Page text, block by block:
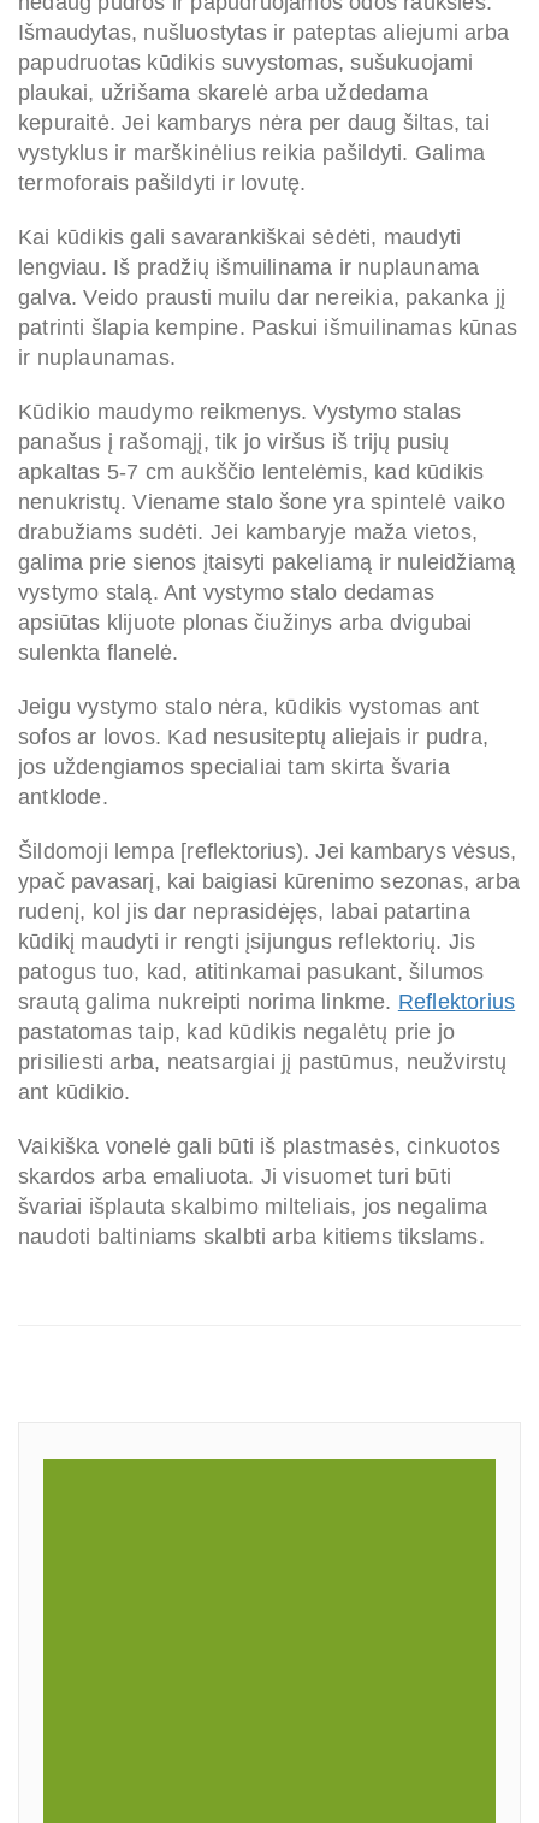
Išmaudytas, nušluostytas ir pateptas aliejumi arba
papudruotas kūdikis suvystomas, sušukuojami
plaukai, užrišama skarelė arba uždedama
kepuraitė. Jei kambarys nėra per daug šiltas, tai
vystyklus ir marškinėlius reikia pašildyti. Galima
termoforais pašildyti ir lovutę.
Kai kūdikis gali savarankiškai sėdėti, maudyti
lengviau. Iš pradžių išmuilinama ir nuplaunama
galva. Veido prausti muilu dar nereikia, pakanka jį
patrinti šlapia kempine. Paskui išmuilinamas kūnas
ir nuplaunamas.
Kūdikio maudymo reikmenys. Vystymo stalas
panašus į rašomąjį, tik jo viršus iš trijų pusių
apkaltas 5-7 cm aukščio lentelėmis, kad kūdikis
nenukristų. Viename stalo šone yra spintelė vaiko
drabužiams sudėti. Jei kambaryje maža vietos,
galima prie sienos įtaisyti pakeliamą ir nuleidžiamą
vystymo stalą. Ant vystymo stalo dedamas
apsiūtas klijuote plonas čiužinys arba dvigubai
sulenkta flanelė.
Jeigu vystymo stalo nėra, kūdikis vystomas ant
sofos ar lovos. Kad nesusiteptų aliejais ir pudra,
jos uždengiamos specialiai tam skirta švaria
antklode.
Šildomoji lempa [reflektorius). Jei kambarys vėsus,
ypač pavasarį, kai baigiasi kūrenimo sezonas, arba
rudenį, kol jis dar neprasidėjęs, labai patartina
kūdikį maudyti ir rengti įsijungus reflektorių. Jis
patogus tuo, kad, atitinkamai pasukant, šilumos
srautą galima nukreipti norima linkme. Reflektorius
pastatomas taip, kad kūdikis negalėtų prie jo
prisiliesti arba, neatsargiai jį pastūmus, neužvirstų
ant kūdikio.
Vaikiška vonelė gali būti iš plastmasės, cinkuotos
skardos arba emaliuota. Ji visuomet turi būti
švariai išplauta skalbimo milteliais, jos negalima
naudoti baltiniams skalbti arba kitiems tikslams.